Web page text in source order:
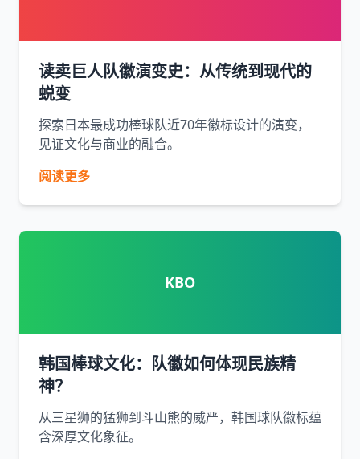
读卖巨人队徽演变史：从传统到现代的
蜕变
探索日本最成功棒球队近70年徽标设计的演变，
见证文化与商业的融合。
阅读更多
KBO
韩国棒球文化：队徽如何体现民族精
神？
从三星狮的猛狮到斗山熊的威严，韩国球队徽标蕴
含深厚文化象征。